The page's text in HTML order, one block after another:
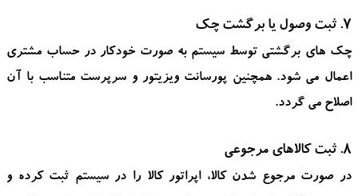
7. ثبت وصول یا برگشت چک
چک های برگشتی توسط سیستم به صورت خودکار در حساب مشتری
اعمال می شود. همچنین پورسانت ویزیتور و سرپرست متناسب با آن
اصلاح می گردد.
8. ثبت کالاهای مرجوعی
در صورت مرجوع شدن کالا، اپراتور کالا را در سیستم ثبت کرده و